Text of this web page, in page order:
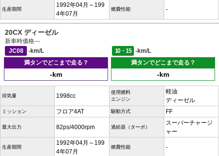
生産期間
1992年04月～199
4年07月
燃費性能 -
20CX ディーゼル
新車時価格---
JC08
-km/L 10・15
-km/L
満タンでどこまで走る？
-km
満タンでどこまで走る？
-km
排気量 1998cc
使用燃料
エンジン
軽油
ディーゼル
ミッション フロア4AT 駆動方式 FF
最大出力 82ps/4000rpm 過給器（ターボ）
スーパーチャージ
ャー
生産期間
1992年04月～199
4年07月
燃費性能 -